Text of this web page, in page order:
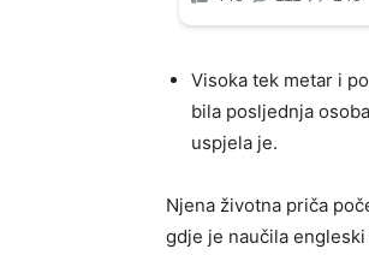
Visoka tek metar i
bila posljednja
uspjela je.
Njena životna priča
gdje je naučila